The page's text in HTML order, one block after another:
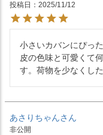
投稿日
2025/11/12
小さいカバンにぴっ
皮の色味と可愛くて
す。荷物を少なくし
あさりちゃん
非公開